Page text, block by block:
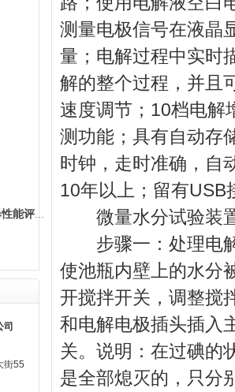
爆炸性能测试及抑爆性能评定装置
司
街55
测量电极信号在液晶
量；电解过程中实时
解的整个过程，并且
速度调节；10档电解
测功能；具有自动存
时钟，走时准确，自
10年以上；留有USB
微量水分试验装
步骤一：处理电
使池瓶内壁上的水分
开搅拌开关，调整搅
和电解电极插头插入
关。说明：在过碘的
是全部熄灭的，只分